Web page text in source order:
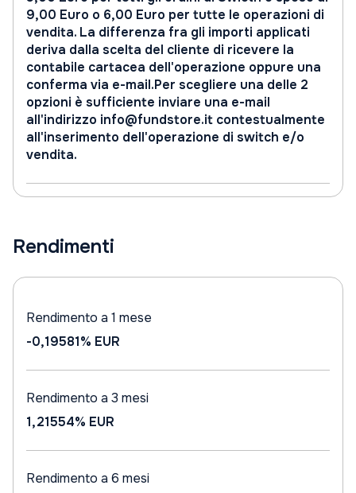
9,00 Euro o 6,00 Euro per tutte le operazioni di
vendita. La differenza fra gli importi applicati
deriva dalla scelta del cliente di ricevere la
contabile cartacea dell'operazione oppure una
conferma via e-mail.Per scegliere una delle 2
opzioni è sufficiente inviare una e-mail
all'indirizzo info@fundstore.it contestualmente
all'inserimento dell'operazione di switch e/o
vendita.
Rendimenti
Rendimento a 1 mese
-0,19581% EUR
Rendimento a 3 mesi
1,21554% EUR
Rendimento a 6 mesi